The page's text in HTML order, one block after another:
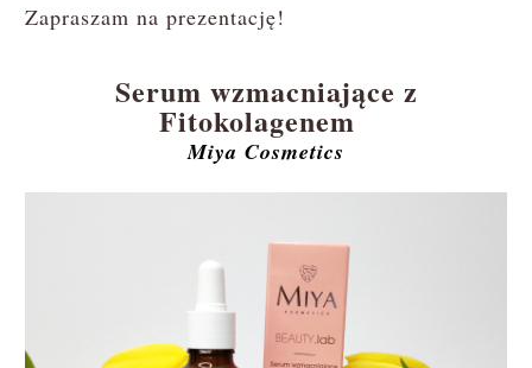
Zapraszam na prezentację!
Serum wzmacniające z
Fitokolagenem
Miya Cosmetics